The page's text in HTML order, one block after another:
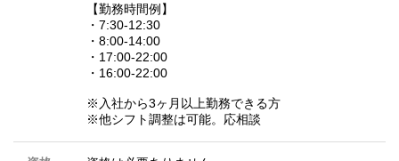
【勤務時間例】
・7:30-12:30
・8:00-14:00
・17:00-22:00
・16:00-22:00
※入社から3ヶ月以上勤務できる方
※他シフト調整は可能。応相談